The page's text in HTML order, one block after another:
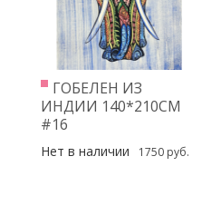
ГОБЕЛЕН ИЗ
ИНДИИ 140*210СМ
#16
Нет в наличии 1750 руб.